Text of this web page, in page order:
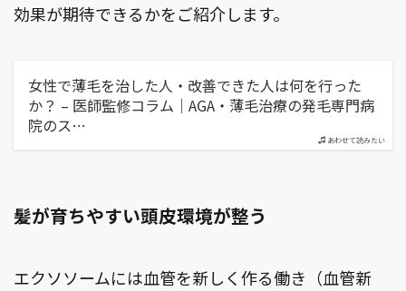
効果が期待できるかをご紹介します。
あわせて読みたい
女性で薄毛を治した人・改善できた人は何を行った
か？ – 医師監修コラム｜AGA・薄毛治療の発毛専門病
院のス…
髪が育ちやすい頭皮環境が整う
エクソソームには血管を新しく作る働き（血管新